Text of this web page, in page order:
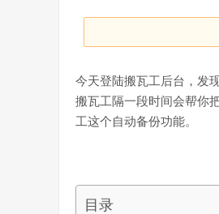
今天登陆搬瓦工后台，发
搬瓦工隔一段时间会帮你
工这个自动备份功能。
目录